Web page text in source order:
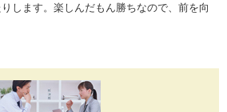
します。楽しんだもん勝ちなので、前を向